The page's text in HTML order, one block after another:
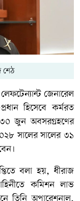
শেঠ
লেফটেন্যান্ট জেনারেল
হিসেবে কর্মরত
৩০ জুন অবসরগ্রহণের
সালের সালের ৩১
বলা হয়, ধীরাজ
কমিশন লাভ
তিনি অপারেশনাল,